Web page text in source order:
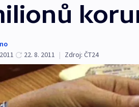
22. 8. 2011 | Zdroj: ČT24